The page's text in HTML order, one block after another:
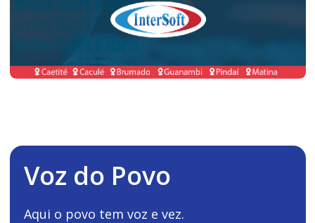
Voz do Povo
Aqui o povo tem voz e vez.